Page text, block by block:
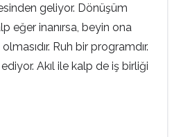
geliyor. Dönüşüm
eğer inanırsa, beyin ona
Ruh bir programdır.
Akıl ile kalp de iş birliği